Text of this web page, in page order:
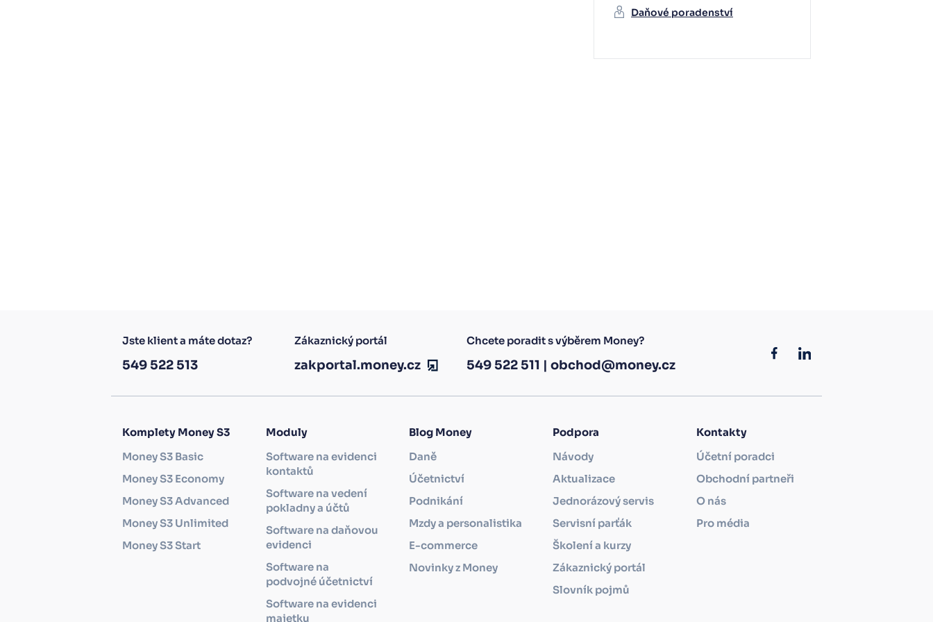
Daňové poradenství
Jste klient a máte dotaz?
549 522 513
Zákaznický portál
zakportal.money.cz
Chcete poradit s výběrem Money?
549 522 511 | obchod@money.cz
Komplety Money S3
Money S3 Basic
Money S3 Economy
Money S3 Advanced
Money S3 Unlimited
Money S3 Start
Moduly
Software na evidenci
kontaktů
Software na vedení
pokladny a účtů
Software na daňovou
evidenci
Software na
podvojné účetnictví
Software na evidenci
majetku
Blog Money
Daně
Účetnictví
Podnikání
Mzdy a personalistika
E-commerce
Novinky z Money
Podpora
Návody
Aktualizace
Jednorázový servis
Servisní parťák
Školení a kurzy
Zákaznický portál
Slovník pojmů
Kontakty
Účetní poradci
Obchodní partneři
O nás
Pro média